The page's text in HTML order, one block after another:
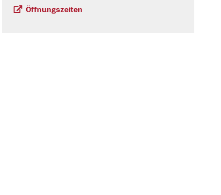
Öffnungszeiten